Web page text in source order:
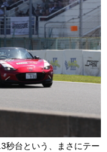
秒台という、まさにテー